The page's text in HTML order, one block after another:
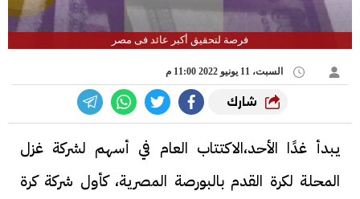
فرصة لتحقيق أكبر عائد فى مصر
السبت، 11 يونيو 2022 11:00 م
شارك
يبدأ غدًا الأحد،الاكتتاب العام في أسهم لشركة غزل
المحلة لكرة القدم بالبورصة المصرية، كأول شركة كرة